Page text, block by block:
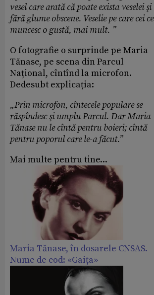
vesel care arată că poate exista veselei şi
fără glume obscene. Veselie pe care cei ce
muncesc o gustă, mai mult. ”
O fotografie o surprinde pe Maria
Tănase, pe scena din Parcul
Național, cîntînd la microfon.
Dedesubt explicația:
„Prin microfon, cîntecele populare se
răspîndesc şi umplu Parcul. Dar Maria
Tănase nu le cîntă pentru boieri; cîntă
pentru poporul care le-a făcut.”
Mai multe pentru tine...
Maria Tănase, în dosarele CNSAS.
Nume de cod: «Gaița»